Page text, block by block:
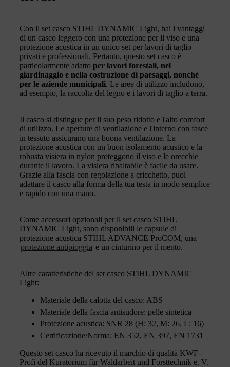
Con il set casco STIHL DYNAMIC Light, hai i vantaggi
di un casco leggero con una protezione per il viso e una
protezione acustica in un unico set per lavori di taglio
privati e professionali. Pertanto, questo set casco è
particolarmente adatto per lavori forestali, nel
giardinaggio e nella costruzione di paesaggi, nonché
per le aziende municipali. Le aree di utilizzo includono,
ad esempio, la raccolta del legno e i lavori di taglio a terra.
Il casco si distingue per il suo peso ridotto e l'alto comfort
di utilizzo. Le aperture di ventilazione e l'interno con fasce
in tessuto assicurano una buona ventilazione. La
protezione acustica con un buon isolamento acustico e la
robusta visiera in nylon proteggono il viso e le orecchie
durante il lavoro. La visiera ribaltabile è facile da usare.
Grazie alla fascia con regolazione a cricchetto, puoi
adattare il casco alla forma della tua testa in modo semplice
e rapido con una mano.
Come accessori opzionali per il set casco STIHL
DYNAMIC Light, sono disponibili le capsule di
protezione acustica STIHL ADVANCE ProCOM, una
protezione antipioggia e un cinturino per il mento.
Altre caratteristiche del set casco STIHL DYNAMIC
Light:
Materiale della calotta del casco: ABS
Materiale della fascia antisudore: pelle sintetica
Protezione acustica: SNR 28 (H: 32, M: 26, L: 16)
Certificazione/Norma: EN 352, EN 397, EN 1731
Questo set casco ha ricevuto il marchio di qualità KWF-
Profi del Kuratorium für Waldarbeit und Forsttechnik e. V.